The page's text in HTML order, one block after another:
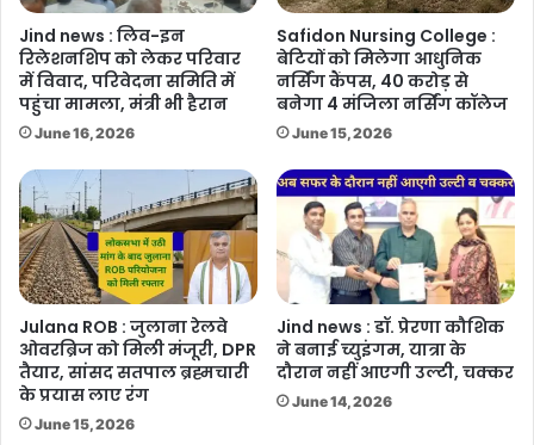
Jind news : लिव-इन
रिलेशनशिप को लेकर परिवार
में विवाद, परिवेदना समिति में
पहुंचा मामला, मंत्री भी हैरान
June 16, 2026
Safidon Nursing College :
बेटियों को मिलेगा आधुनिक
नर्सिंग कैंपस, 40 करोड़ से
बनेगा 4 मंजिला नर्सिंग कॉलेज
June 15, 2026
Julana ROB : जुलाना रेलवे
ओवरब्रिज को मिली मंजूरी, DPR
तैयार, सांसद सतपाल ब्रह्मचारी
के प्रयास लाए रंग
June 15, 2026
Jind news : डॉ. प्रेरणा कौशिक
ने बनाई च्युइंगम, यात्रा के
दौरान नहीं आएगी उल्टी, चक्कर
June 14, 2026